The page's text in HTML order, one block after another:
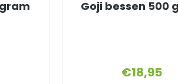
Goji bessen 500
€18,95